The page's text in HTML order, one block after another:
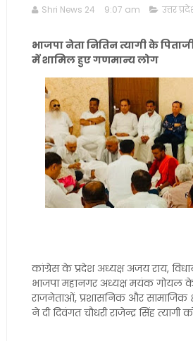
Shri News 24 9:07 am उत्तर
भाजपा नेता नितिन त्यागी के
में शामिल हुए गणमान्य लोग
कांग्रेस के प्रदेश अध्यक्ष अजय राय,
भाजपा महानगर अध्यक्ष मयंक गोयल
राजनेताओं, प्रशासनिक और सामाजिक
ने दी दिवंगत चौधरी राजेन्द्र सिंह त्यागी